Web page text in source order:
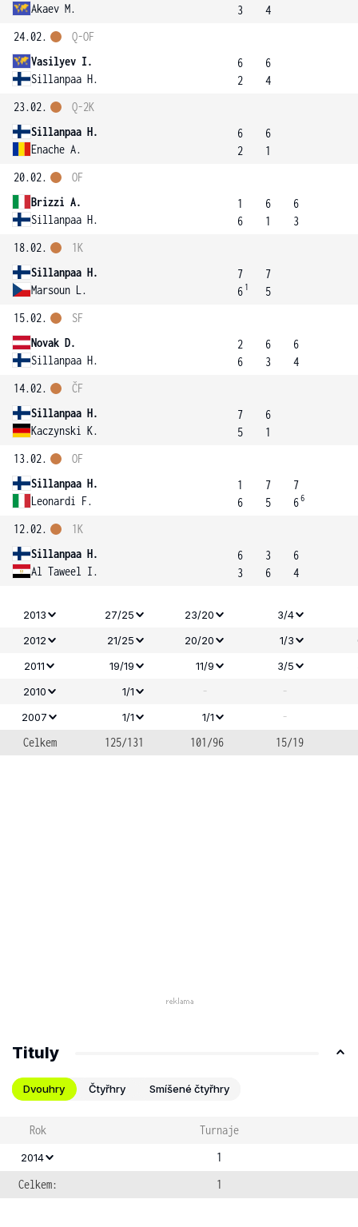
Akaev M.
3
4
24.02.
Vasilyev I.
Sillanpaa H.
Q-OF
6
2
6
4
23.02.
Sillanpaa H.
Enache A.
Q-2K
6
2
6
1
20.02.
Brizzi A.
Sillanpaa H.
OF
1
6
6
1
6
3
18.02.
Sillanpaa H.
Marsoun L.
1K
7
6 1
7
5
15.02.
Novak D.
Sillanpaa H.
SF
2
6
6
3
6
4
14.02.
Sillanpaa H.
Kaczynski K.
ČF
7
5
6
1
13.02.
Sillanpaa H.
Leonardi F.
OF
1
6
7
5
7
66
12.02.
Sillanpaa H.
Al Taweel I.
1K
6
3
3
6
6
4
2013 27/25 23/20
3/4
2012
21/25 20/20 1/3
2011
19/19 11/9 3/5
2010
1/1 - -
2007 1/1 1/1
-
Celkem
125/131 101/96 15/19
Tituly
Dvouhry Čtyřhry Smíšené čtyřhry
Rok Turnaje
2014
1
Celkem:
1